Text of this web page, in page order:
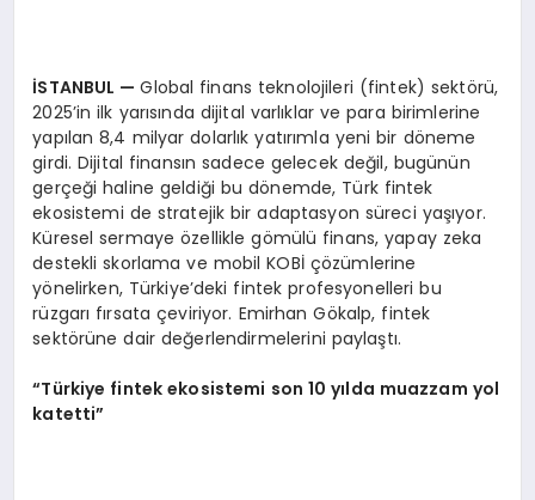
İSTANBUL —Global finans teknolojileri (fintek) sektörü,
2025’in ilk yarısında dijital varlıklar ve para birimlerine
yapılan 8,4 milyar dolarlık yatırımla yeni bir döneme
girdi. Dijital finansın sadece gelecek değil, bugünün
gerçeği haline geldiği bu dönemde, Türk fintek
ekosistemi de stratejik bir adaptasyon süreci yaşıyor.
Küresel sermaye özellikle gömülü finans, yapay zeka
destekli skorlama ve mobil KOBİ çözümlerine
yönelirken, Türkiye’deki fintek profesyonelleri bu
rüzgarı fırsata çeviriyor. Emirhan Gökalp, fintek
sektörüne dair değerlendirmelerini paylaştı.
“Türkiye fintek ekosistemi son 10 yılda muazzam yol
katetti”